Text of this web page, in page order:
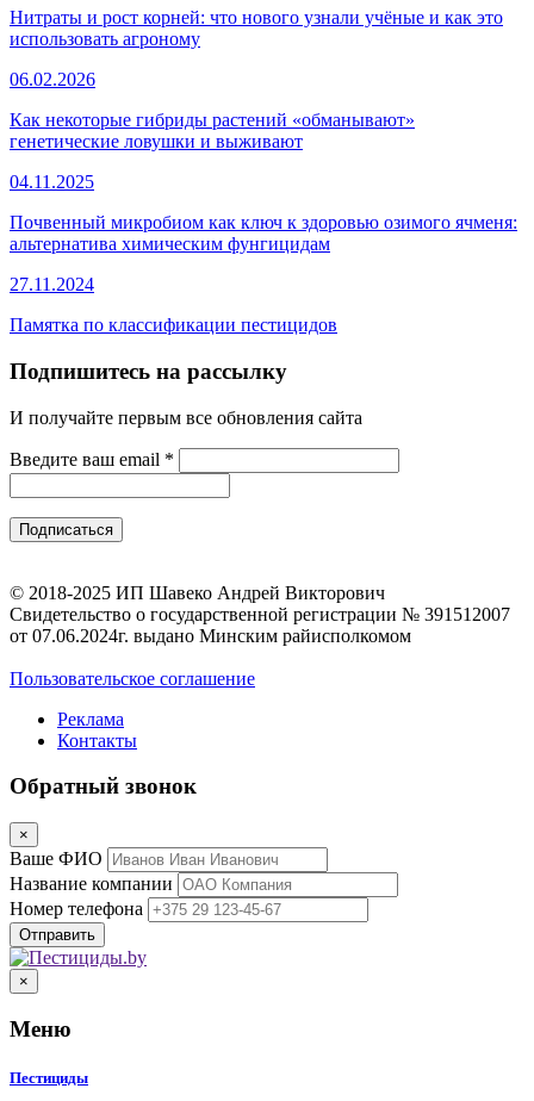
Нитраты и рост корней: что нового узнали учёные и как это
использовать агроному
06.02.2026
Как некоторые гибриды растений «обманывают»
генетические ловушки и выживают
04.11.2025
Почвенный микробиом как ключ к здоровью озимого ячменя:
альтернатива химическим фунгицидам
27.11.2024
Памятка по классификации пестицидов
Подпишитесь на рассылку
И получайте первым все обновления сайта
Введите ваш email *
© 2018-2025 ИП Шавеко Андрей Викторович
Свидетельство о государственной регистрации № 391512007
от 07.06.2024г. выдано Минским райисполкомом
Пользовательское соглашение
Реклама
Контакты
Обратный звонок
×
Ваше ФИО
Название компании
Номер телефона
×
Меню
Пестициды